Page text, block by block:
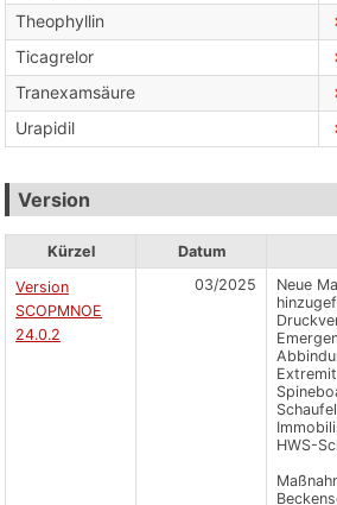
Theophyllin
Ticagrelor
Tranexamsäure
Urapidil
Version
Kürzel Datum
Version
SCOPMNOE
24.0.2
03/2025
Neue
HWS-